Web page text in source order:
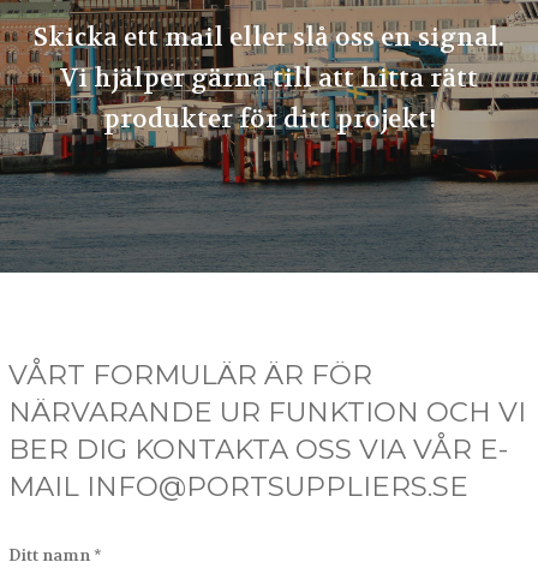
Skicka ett mail eller slå oss en signal.
Vi hjälper gärna till att hitta rätt
produkter för ditt projekt!
VÅRT FORMULÄR ÄR FÖR
NÄRVARANDE UR FUNKTION OCH VI
BER DIG KONTAKTA OSS VIA VÅR E-
MAIL INFO@PORTSUPPLIERS.SE
Ditt namn *